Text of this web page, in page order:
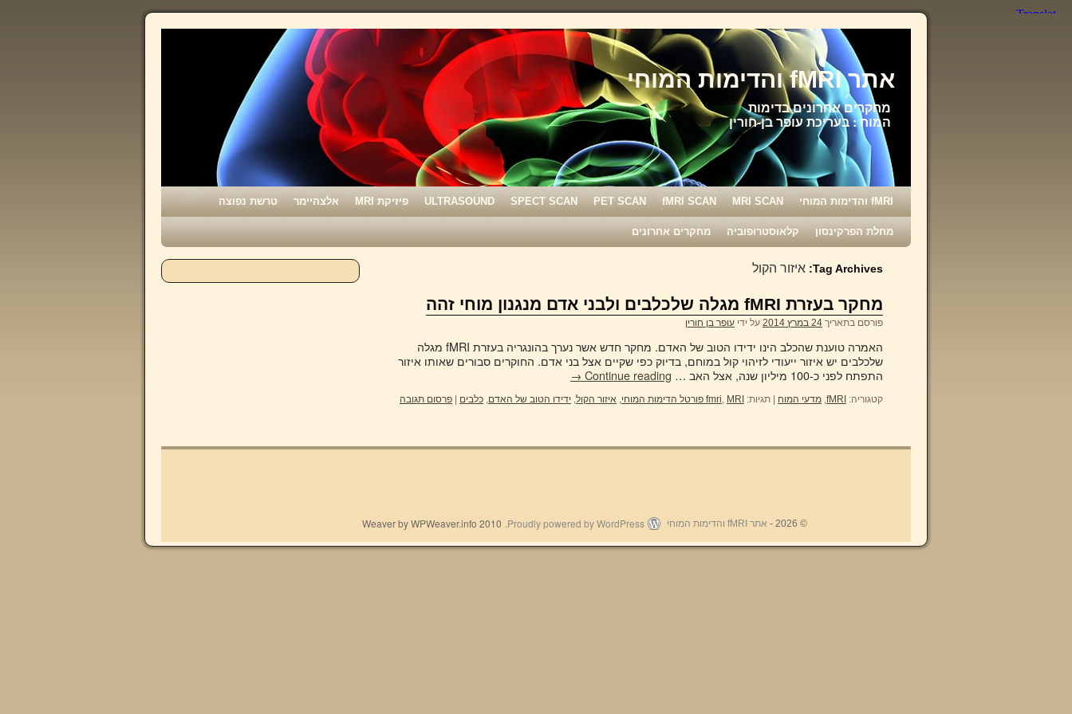
אתר fMRI והדימות המוחי
מחקרים אחרונים בדימות
המוח : בעריכת עופר בן-חורין
fMRI והדימות המוחי MRI SCAN
fMRI SCAN
PET SCAN
SPECT SCAN
ULTRASOUND פיזיקת MRI אלצהיימר טרשת נפוצה
מחלת הפרקינסון קלאוסטרופוביה מחקרים אחרונים
Tag Archives: איזור הקול
מחקר בעזרת fMRI מגלה שלכלבים ולבני אדם מנגנון מוחי זהה
פורסם בתאריך 24 במרץ 2014 על ידי עופר בן חורין
האמרה טוענת שהכלב הינו ידידו הטוב של האדם. מחקר חדש אשר נערך בהונגריה בעזרת fMRI מגלה
שלכלבים יש איזור ייעודי לזיהוי קול במוחם, בדיוק כפי שקיים אצל בני אדם. החוקרים סבורים שאותו איזור
התפתח לפני כ-100 מיליון שנה, אצל האב …
Continue reading
→
קטגוריה: fMRI
, מדעי המוח תגיות: fmri, MRI פורטל הדימות המוחי , איזור הקול, ידידו הטוב של האדם, כלבים פרסום תגובה
© 2026 - אתר fMRI והדימות המוחי Proudly powered by WordPress.